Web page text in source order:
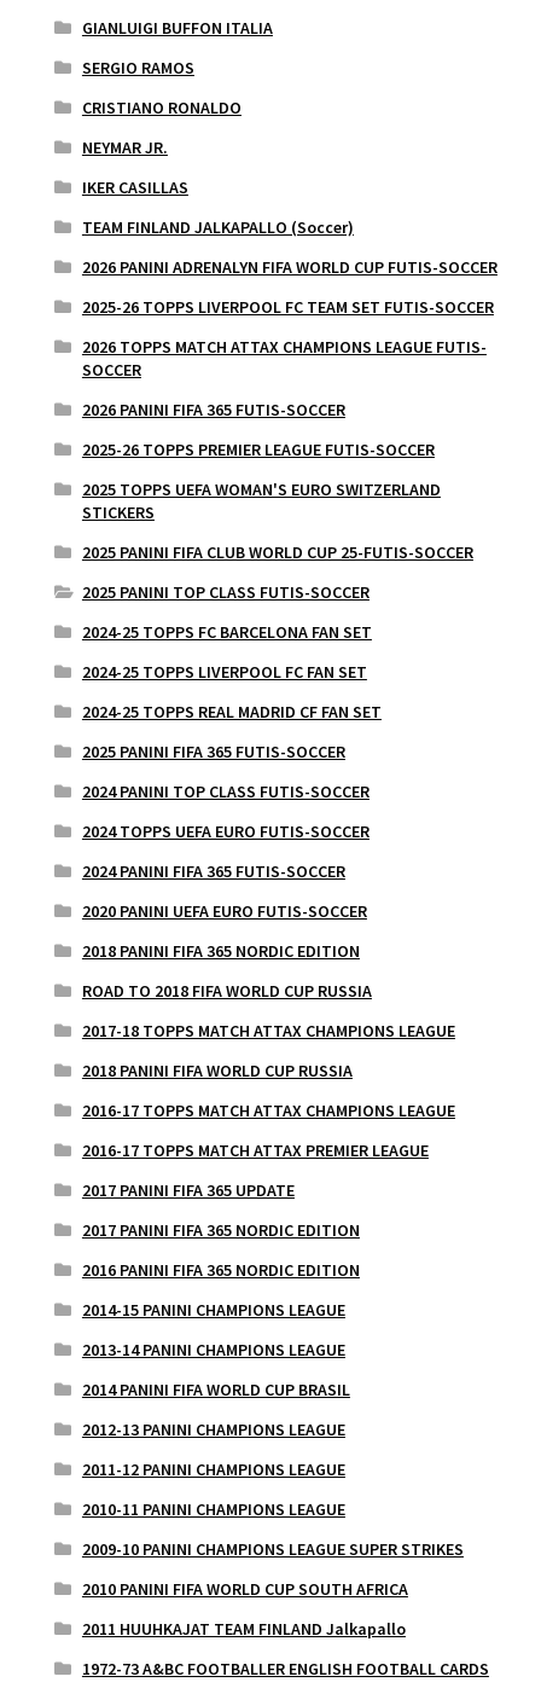
GIANLUIGI BUFFON ITALIA
SERGIO RAMOS
CRISTIANO RONALDO
NEYMAR JR.
IKER CASILLAS
TEAM FINLAND JALKAPALLO (Soccer)
2026 PANINI ADRENALYN FIFA WORLD CUP FUTIS-SOCCER
2025-26 TOPPS LIVERPOOL FC TEAM SET FUTIS-SOCCER
2026 TOPPS MATCH ATTAX CHAMPIONS LEAGUE FUTIS-
SOCCER
2026 PANINI FIFA 365 FUTIS-SOCCER
2025-26 TOPPS PREMIER LEAGUE FUTIS-SOCCER
2025 TOPPS UEFA WOMAN'S EURO SWITZERLAND
STICKERS
2025 PANINI FIFA CLUB WORLD CUP 25-FUTIS-SOCCER
2025 PANINI TOP CLASS FUTIS-SOCCER
2024-25 TOPPS FC BARCELONA FAN SET
2024-25 TOPPS LIVERPOOL FC FAN SET
2024-25 TOPPS REAL MADRID CF FAN SET
2025 PANINI FIFA 365 FUTIS-SOCCER
2024 PANINI TOP CLASS FUTIS-SOCCER
2024 TOPPS UEFA EURO FUTIS-SOCCER
2024 PANINI FIFA 365 FUTIS-SOCCER
2020 PANINI UEFA EURO FUTIS-SOCCER
2018 PANINI FIFA 365 NORDIC EDITION
ROAD TO 2018 FIFA WORLD CUP RUSSIA
2017-18 TOPPS MATCH ATTAX CHAMPIONS LEAGUE
2018 PANINI FIFA WORLD CUP RUSSIA
2016-17 TOPPS MATCH ATTAX CHAMPIONS LEAGUE
2016-17 TOPPS MATCH ATTAX PREMIER LEAGUE
2017 PANINI FIFA 365 UPDATE
2017 PANINI FIFA 365 NORDIC EDITION
2016 PANINI FIFA 365 NORDIC EDITION
2014-15 PANINI CHAMPIONS LEAGUE
2013-14 PANINI CHAMPIONS LEAGUE
2014 PANINI FIFA WORLD CUP BRASIL
2012-13 PANINI CHAMPIONS LEAGUE
2011-12 PANINI CHAMPIONS LEAGUE
2010-11 PANINI CHAMPIONS LEAGUE
2009-10 PANINI CHAMPIONS LEAGUE SUPER STRIKES
2010 PANINI FIFA WORLD CUP SOUTH AFRICA
2011 HUUHKAJAT TEAM FINLAND Jalkapallo
1972-73 A&BC FOOTBALLER ENGLISH FOOTBALL CARDS